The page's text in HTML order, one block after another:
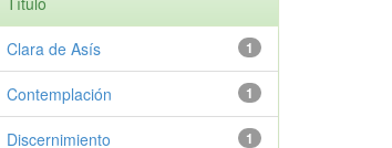
1
Clara de Asís
1
Contemplación
1
Discernimiento